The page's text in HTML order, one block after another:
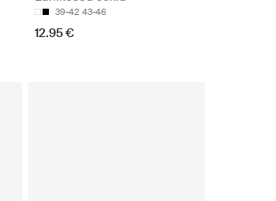
39-42 43-46
12.95 €